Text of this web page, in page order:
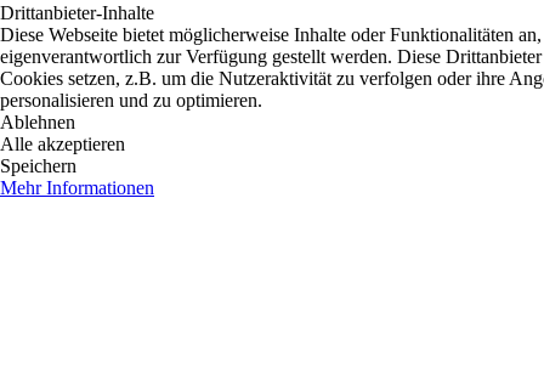
Drittanbieter-Inhalte
Diese Webseite bietet möglicherweise Inhalte oder Funktionalitäten
eigenverantwortlich zur Verfügung gestellt werden. Diese
Cookies setzen, z.B. um die Nutzeraktivität zu verfolgen oder ihre
personalisieren und zu optimieren.
Ablehnen
Alle akzeptieren
Speichern
Mehr Informationen